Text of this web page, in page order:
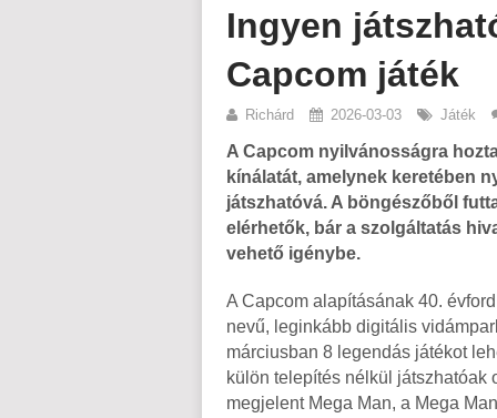
Ingyen
Capcom játék
Richárd 2026-03-03 Játék
A Capcom nyilvánosságra
kínálatát, amelynek keretében
játszhatóvá. A böngészőből
elérhetők, bár a szolgáltatás
vehető igénybe.
A Capcom alapításának 40.
nevű, leginkább digitális
márciusban 8 legendás játékot
külön telepítés nélkül játszhatóak
megjelent Mega Man, a Mega